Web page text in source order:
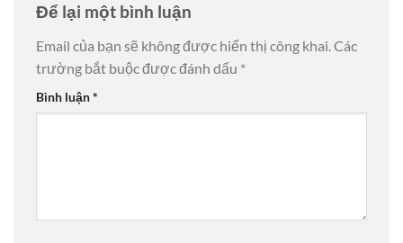
Để lại một bình luận
Email của bạn sẽ không được hiển thị công khai.Các
trường bắt buộc được đánh dấu *
Bình luận*